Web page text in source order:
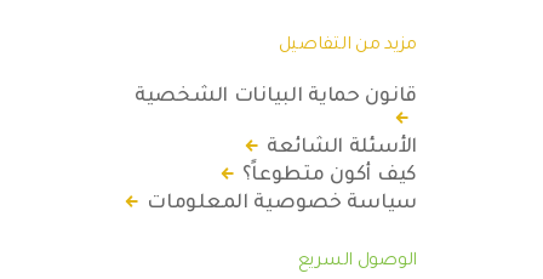
مزيد من التفاصيل
قانون حماية البيانات الشخصية
الأسئلة الشائعة
كيف أكون متطوعاً؟
سياسة خصوصية المعلومات
الوصول السريع